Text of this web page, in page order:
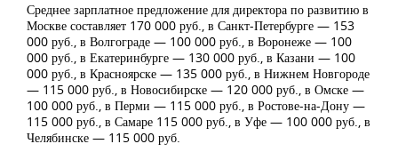
Среднее зарплатное предложение для директора по развитию в
Москве составляет 170 000 руб., в Санкт-Петербурге — 153
000 руб., в Волгограде — 100 000 руб., в Воронеже — 100
000 руб., в Екатеринбурге — 130 000 руб., в Казани — 100
000 руб., в Красноярске — 135 000 руб., в Нижнем Новгороде
— 115 000 руб., в Новосибирске — 120 000 руб., в Омске —
100 000 руб., в Перми — 115 000 руб., в Ростове-на-Дону —
115 000 руб., в Самаре 115 000 руб., в Уфе — 100 000 руб., в
Челябинске — 115 000 руб.